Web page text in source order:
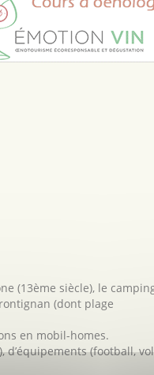
(13ème siècle), le
(dont plage
en mobil-homes.
d’équipements (football,